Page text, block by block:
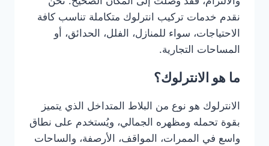
نقدم خدمات تركيب انترلوك متكاملة تناسب كافة
الاحتياجات، سواء للمنازل، الفلل، الحدائق، أو
المساحات التجارية.
ما هو الانترلوك؟
الانترلوك هو نوع من البلاط المتداخل الذي يتميز
بقوة تحمله ومظهره الجمالي، ويُستخدم على نطاق
واسع في الممرات، المواقف، الأرصفة، والساحات